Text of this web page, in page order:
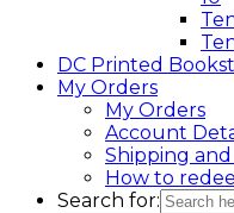
DC Printed
My Orders
My Orders
Account
Shipping
How to
Search for: